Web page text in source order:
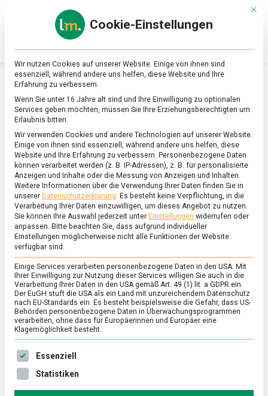
Online-
Magazin
zu
&
Ernährung
SCHLAGWORT:WEIHNACHTEN
ERNÄHRUNG & GESUNDHEIT /FEATURED
Weihnachtsbäckerei mit und ohne
Zucker
2. Dezember 2019
ohne
Wir stellen verschiedene Zucker, süßende
Lebensmittel und Süßungsmittel vor, die sich für die
Mit
Cookie-Einstellungen
Wir nutzen Cookies auf unserer Website. Einige von ihnen sind
essenziell, während andere uns helfen, diese Website und Ihre
Erfahrung zu verbessern.
Wenn Sie unter 16 Jahre alt sind und Ihre Einwilligung zu optionalen
Services geben möchten, müssen Sie Ihre Erziehungsberechtigten um
Erlaubnis bitten.
Wir verwenden Cookies und andere Technologien auf unserer Website.
Einige von ihnen sind essenziell, während andere uns helfen, diese
Website und Ihre Erfahrung zu verbessern. Personenbezogene Daten
können verarbeitet werden (z. B. IP-Adressen), z. B. für personalisierte
Anzeigen und Inhalte oder die Messung von Anzeigen und Inhalten.
Weitere Informationen über die Verwendung Ihrer Daten finden Sie in
unserer Datenschutzerklärung. Es besteht keine Verpflichtung, in die
Verarbeitung Ihrer Daten einzuwilligen, um dieses Angebot zu nutzen.
Sie können Ihre Auswahl jederzeit unter Einstellungen widerrufen oder
anpassen. Bitte beachten Sie, dass aufgrund individueller
Einstellungen möglicherweise nicht alle Funktionen der Website
verfügbar sind.
Einige Services verarbeiten personenbezogene Daten in den USA. Mit
Ihrer Einwilligung zur Nutzung dieser Services willigen Sie auch in die
Verarbeitung Ihrer Daten in den USA gemäß Art. 49 (1) lit. a GDPR ein.
Der EuGH stuft die USA als ein Land mit unzureichendem Datenschutz
nach EU-Standards ein. Es besteht beispielsweise die Gefahr, dass US-
Behörden personenbezogene Daten in Überwachungsprogrammen
verarbeiten, ohne dass für Europäerinnen und Europäer eine
Klagemöglichkeit besteht.
Es folgt eine Liste der Service-Gruppen, für die eine
Essenziell
Statistiken